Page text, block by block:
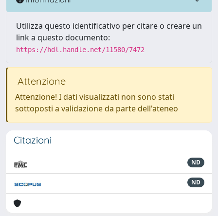
Utilizza questo identificativo per citare o creare un
link a questo documento:
https://hdl.handle.net/11580/7472
Attenzione
Attenzione! I dati visualizzati non sono stati
sottoposti a validazione da parte dell'ateneo
Citazioni
ND
ND